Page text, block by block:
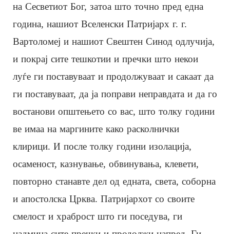
на Сесветиот Бог, затоа што точно пред една
година, нашиот Вселенски Патријарх г. г.
Вартоломеј и нашиот Свештен Синод одлучија,
и покрај сите тешкотии и пречки што некои
луѓе ги поставуваат и продолжуваат и сакаат да
ги поставуваат, да ја поправи неправдата и да го
востанови општењето со вас, што толку години
ве имаа на маргините како расколнички
клирици. И после толку години изолација,
осаменост, казнување, обвинувања, клевети,
повторно станавте дел од едната, света, соборна
и апостолска Црква. Патријархот со своите
смелост и храброст што ги поседува, ги